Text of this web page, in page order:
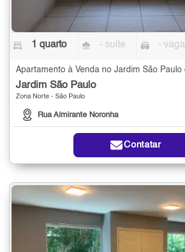
1 quarto - suíte - vaga
Jardim São Paulo
Zona Norte - São Paulo
Rua Almirante Noronha
Contatar